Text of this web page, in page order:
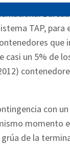
TAP, para
que
casi un 5% de
con
momento
de la